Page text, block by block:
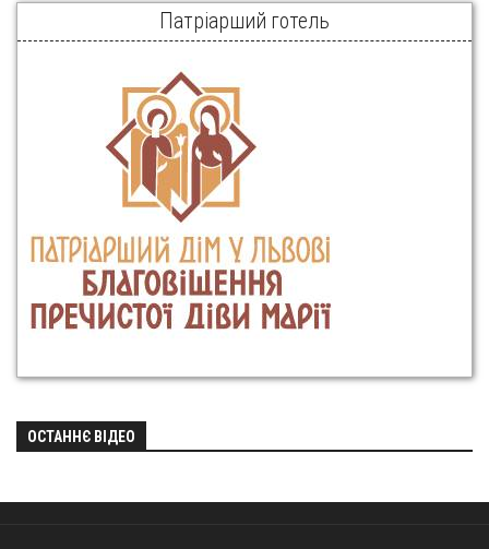
Патріарший готель
ОСТАННЄ ВІДЕО